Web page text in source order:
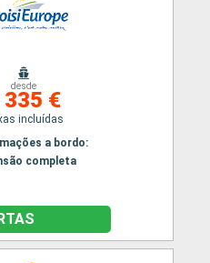
desde
335 €
incluídas
a bordo:
completa